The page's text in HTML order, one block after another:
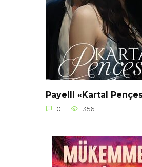
Payelll «Kartal
0 356